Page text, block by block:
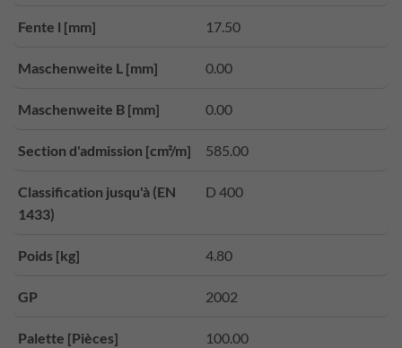
Fente l [mm] 17.50
Maschenweite L [mm] 0.00
Maschenweite B [mm] 0.00
Section d'admission [cm²/m] 585.00
Classification jusqu'à (EN
1433)
D 400
Poids [kg] 4.80
GP 2002
Palette [Pièces] 100.00